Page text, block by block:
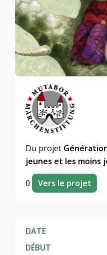
Du projet
jeunes et les moins
0 Vers le projet
DATE
DÉBUT